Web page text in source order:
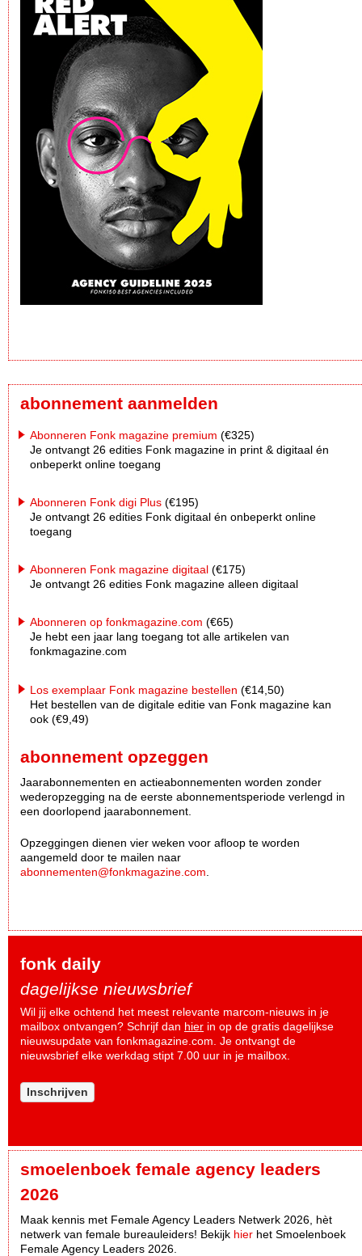
abonnement aanmelden
Abonneren Fonk magazine premium (€325)
Je ontvangt 26 edities Fonk magazine in print & digitaal én
onbeperkt online toegang
Abonneren Fonk digi Plus (€195)
Je ontvangt 26 edities Fonk digitaal én onbeperkt online
toegang
Abonneren Fonk magazine digitaal (€175)
Je ontvangt 26 edities Fonk magazine alleen digitaal
Abonneren op fonkmagazine.com (€65)
Je hebt een jaar lang toegang tot alle artikelen van
fonkmagazine.com
Los exemplaar Fonk magazine bestellen (€14,50)
Het bestellen van de digitale editie van Fonk magazine kan
ook (€9,49)
abonnement opzeggen
Jaarabonnementen en actieabonnementen worden zonder
wederopzegging na de eerste abonnementsperiode verlengd in
een doorlopend jaarabonnement.
Opzeggingen dienen vier weken voor afloop te worden
aangemeld door te mailen naar
abonnementen@fonkmagazine.com
fonk daily
dagelijkse nieuwsbrief
Wil jij elke ochtend het meest relevante marcom-nieuws in je
mailbox ontvangen? Schrijf dan hier in op de gratis dagelijkse
nieuwsupdate van fonkmagazine.com. Je ontvangt de
nieuwsbrief elke werkdag stipt 7.00 uur in je mailbox.
Inschrijven
smoelenboek female agency leaders
2026
Maak kennis met Female Agency Leaders Netwerk 2026, hèt
netwerk van female bureauleiders! Bekijk hier het Smoelenboek
Female Agency Leaders 2026.